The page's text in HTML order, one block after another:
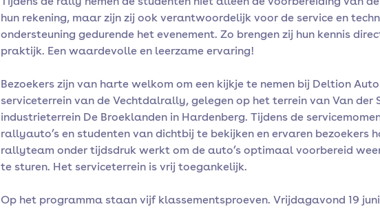
hun rekening, maar zijn zij ook verantwoordelijk voor de service en
ondersteuning gedurende het evenement. Zo brengen zij hun kennis
praktijk. Een waardevolle en leerzame ervaring!
Bezoekers zijn van harte welkom om een kijkje te nemen bij Deltion
serviceterrein van de Vechtdalrally, gelegen op het terrein van Van der
industrieterrein De Broeklanden in Hardenberg. Tijdens de
rallyauto’s en studenten van dichtbij te bekijken en ervaren bezoekers
rallyteam onder tijdsdruk werkt om de auto’s optimaal voorbereid
te sturen. Het serviceterrein is vrij toegankelijk.
Op het programma staan vijf klassementsproeven. Vrijdagavond 19